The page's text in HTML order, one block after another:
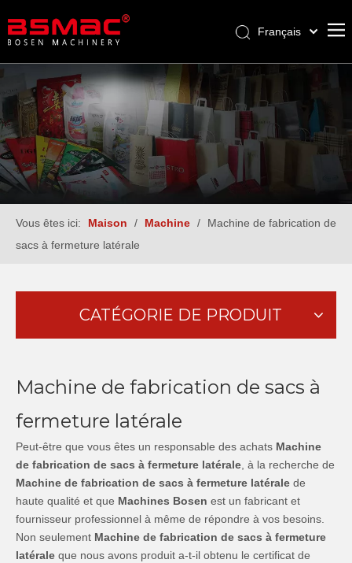
Français
العربية
Pусский
Español
Türk dili
Vous êtes ici: Maison / Machine /
Machine de fabrication de
sacs à fermeture latérale
CATÉGORIE DE PRODUIT
Machine de fabrication de sacs à
fermeture latérale
Peut-être que vous êtes un responsable des achats Machine
de fabrication de sacs à fermeture latérale , à la recherche de
Machine de fabrication de sacs à fermeture latérale de
haute qualité et que Machines Bosen est un fabricant et
fournisseur professionnel à même de répondre à vos besoins.
Non seulement Machine de fabrication de sacs à fermeture
latérale que nous avons produit a-t-il obtenu le certificat de